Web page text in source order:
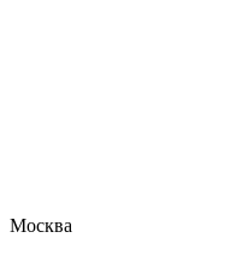
Москва